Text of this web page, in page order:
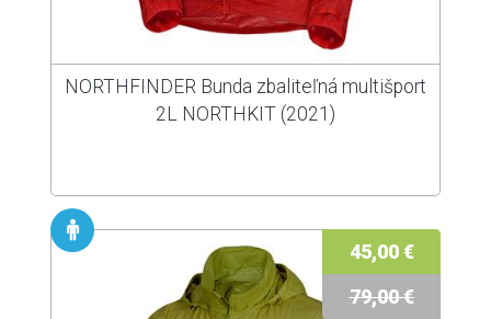
NORTHFINDER Bunda zbaliteľná multišport
2L NORTHKIT (2021)
45,00 €
79,00 €